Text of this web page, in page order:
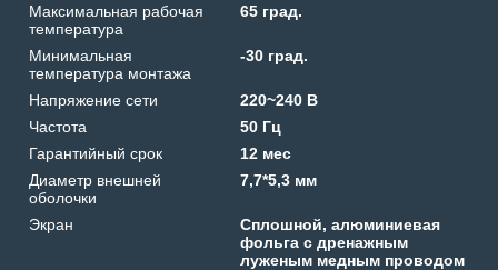
Максимальная рабочая
температура
65 град.
Минимальная
температура монтажа
-30 град.
Напряжение сети
220~240 В
Частота
50 Гц
Гарантийный срок
12 мес
Диаметр внешней
оболочки
7,7*5,3 мм
Экран
Сплошной, алюминиевая
фольга с дренажным
луженым медным проводом